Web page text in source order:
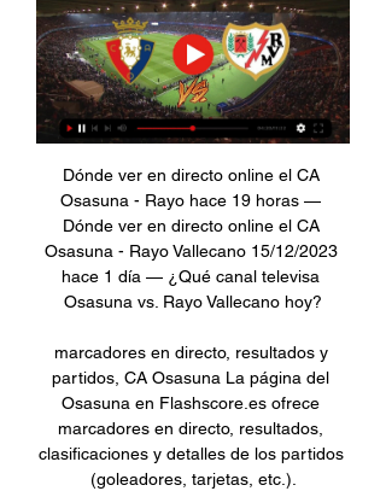
Dónde ver en directo online el CA
Osasuna - Rayo hace 19 horas —
Dónde ver en directo online el CA
Osasuna - Rayo Vallecano 15/12/2023
hace 1 día — ¿Qué canal televisa
Osasuna vs. Rayo Vallecano hoy?
marcadores en directo, resultados y
partidos, CA Osasuna La página del
Osasuna en Flashscore.es ofrece
marcadores en directo, resultados,
clasificaciones y detalles de los partidos
(goleadores, tarjetas, etc.).